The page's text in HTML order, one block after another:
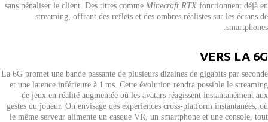
sans pénaliser le client. Des titres comme Minecraft RTX fonctionnent déjà en
streaming, offrant des reflets et des ombres réalistes sur les écrans de
smartphones.
VERS LA 6G
La 6G promet une bande passante de plusieurs dizaines de gigabits par seconde
et une latence inférieure à 1 ms. Cette évolution rendra possible le streaming
de jeux en réalité augmentée où les avatars réagissent instantanément aux
gestes du joueur. On envisage des expériences cross‑platform instantanées, où
le même serveur alimente un casque VR, un smartphone et une console, tout